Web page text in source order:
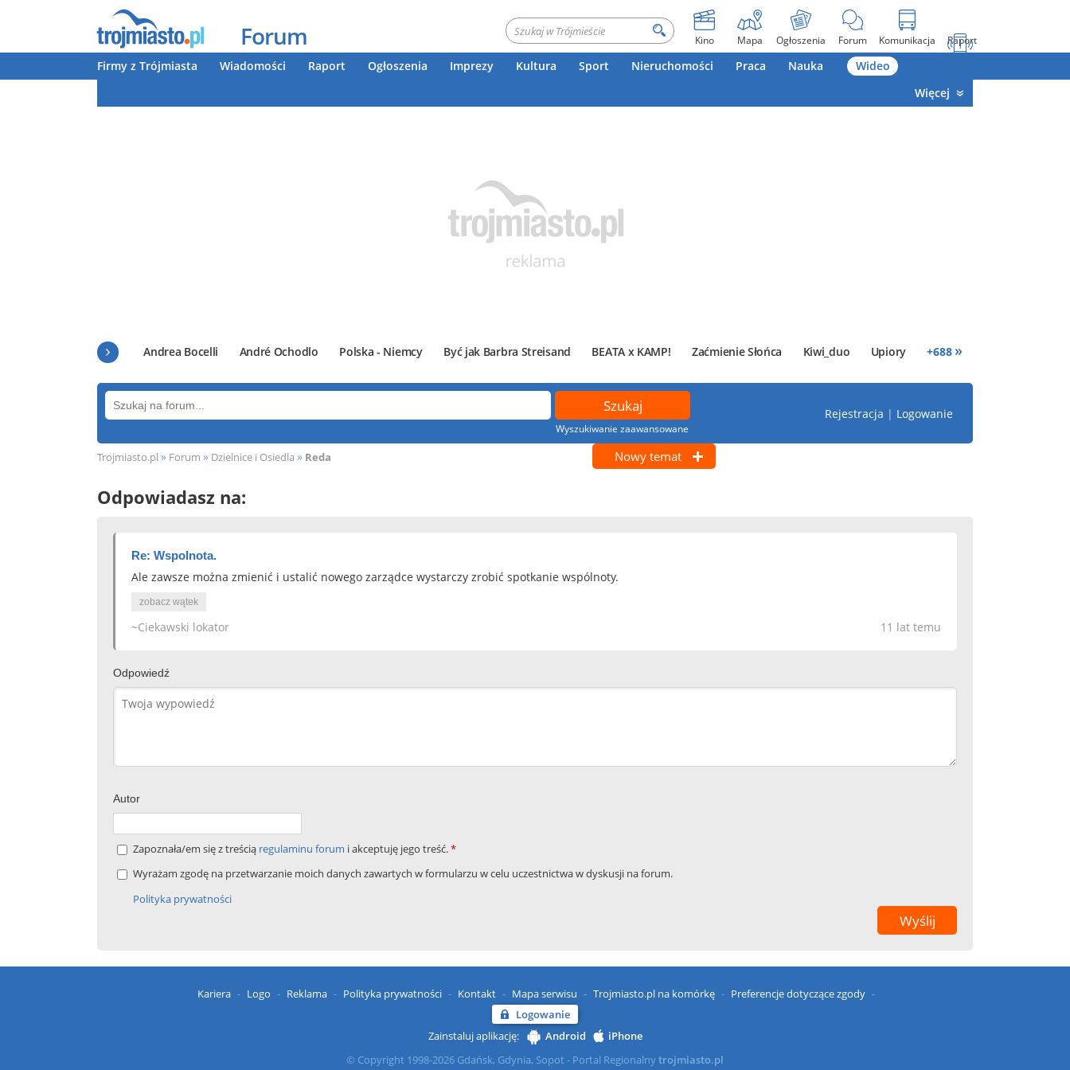
Forum Kino Mapa Ogłoszenia Forum Komunikacja Raport
Firmy z Trójmiasta Wiadomości Raport Ogłoszenia Imprezy Kultura Sport Nieruchomości Praca Nauka
Wideo
Więcej
Andrea Bocelli André Ochodlo Polska - Niemcy Być jak Barbra Streisand BEATA x KAMP! Zaćmienie Słońca Kiwi_duo Upiory +688 »
Wyszukiwanie zaawansowane
Rejestracja | Logowanie
Trojmiasto.pl » Forum » Dzielnice i Osiedla » Reda Nowy temat
Odpowiadasz na:
Re: Wspolnota.
Ale zawsze można zmienić i ustalić nowego zarządce wystarczy zrobić spotkanie wspólnoty.
zobacz wątek
11 lat temu
~Ciekawski lokator
Odpowiedź
Autor
Zapoznała/em się z treścią regulaminu forum i akceptuję jego treść.*
Wyrażam zgodę na przetwarzanie moich danych zawartych w formularzu w celu uczestnictwa w dyskusji na forum.
Polityka prywatności
Kariera Logo Reklama Polityka prywatności Kontakt Mapa serwisu Trojmiasto.pl na komórkę
Preferencje dotyczące zgody
Logowanie
Zainstaluj aplikację:
Android
iPhone
© Copyright 1998-2026 Gdańsk, Gdynia, Sopot - Portal Regionalnytrojmiasto.pl